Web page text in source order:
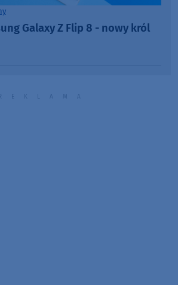
Galaxy Z Flip 8 - nowy król